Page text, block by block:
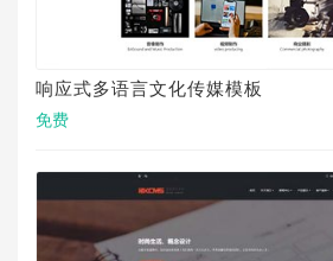
响应式多语言文化传媒模板
免费